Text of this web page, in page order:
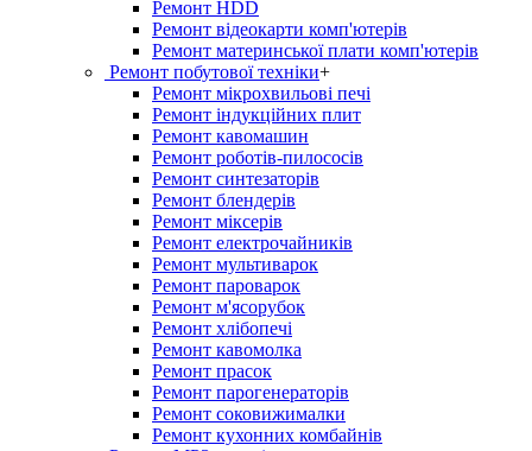
Ремонт HDD
Ремонт відеокарти комп'ютерів
Ремонт материнської плати комп'ютерів
Ремонт побутової техніки+
Ремонт мікрохвильові печі
Ремонт індукційних плит
Ремонт кавомашин
Ремонт роботів-пилососів
Ремонт синтезаторів
Ремонт блендерiв
Ремонт мiксерiв
Ремонт електрочайників
Ремонт мультиварок
Ремонт пароварок
Ремонт м'ясорубок
Ремонт хлiбопечi
Ремонт кавомолка
Ремонт прасок
Ремонт парогенераторiв
Ремонт соковижималки
Ремонт кухонних комбайнів